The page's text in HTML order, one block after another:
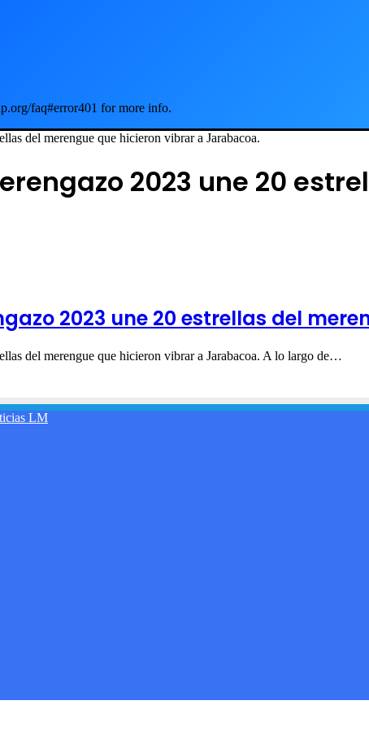
faq#error401 for more info.
del merengue que hicieron vibrar a Jarabacoa.
2023 une 20
2023 une 20 estrellas del
del merengue que hicieron vibrar a Jarabacoa. A lo largo de…
LM